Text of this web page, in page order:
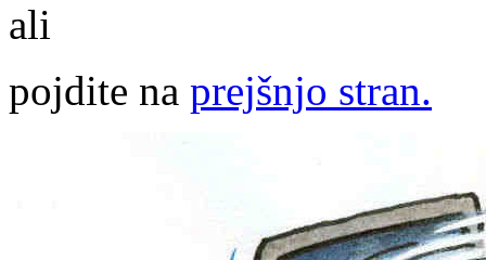
ali
pojdite na prejšnjo stran.